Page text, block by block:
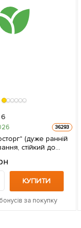
6
36293
(дуже ранній
стійкий до
в
КУПИТИ
за покупку